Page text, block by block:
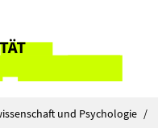
und Psychologie /